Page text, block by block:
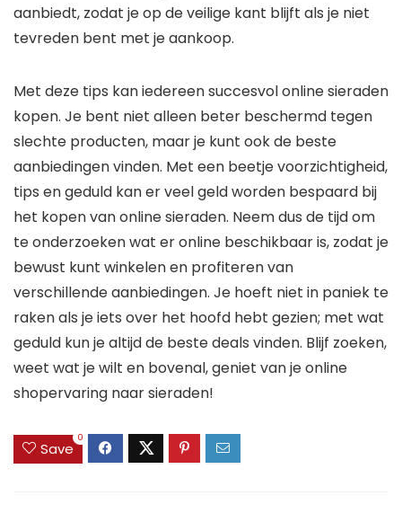
aanbiedt, zodat je op de veilige kant blijft als je niet
tevreden bent met je aankoop.
Met deze tips kan iedereen succesvol online sieraden
kopen. Je bent niet alleen beter beschermd tegen
slechte producten, maar je kunt ook de beste
aanbiedingen vinden. Met een beetje voorzichtigheid,
tips en geduld kan er veel geld worden bespaard bij
het kopen van online sieraden. Neem dus de tijd om
te onderzoeken wat er online beschikbaar is, zodat je
bewust kunt winkelen en profiteren van
verschillende aanbiedingen. Je hoeft niet in paniek te
raken als je iets over het hoofd hebt gezien; met wat
geduld kun je altijd de beste deals vinden. Blijf zoeken,
weet wat je wilt en bovenal, geniet van je online
shopervaring naar sieraden!
Save
0